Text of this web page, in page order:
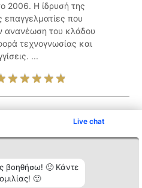
Live chat
βοηθήσω! 🙂 Κάντε
🙂
2006. Η ίδρυσή της
επαγγελματίες που
ανανέωση του κλάδου
τεχνογνωσίας και
...
Δείτε περισσότερα >>